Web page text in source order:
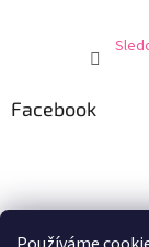
Facebook